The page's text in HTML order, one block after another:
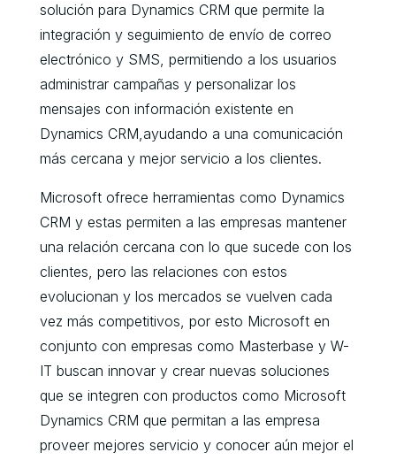
solución para Dynamics CRM que permite la
integración y seguimiento de envío de correo
electrónico y SMS, permitiendo a los usuarios
administrar campañas y personalizar los
mensajes con información existente en
Dynamics CRM,ayudando a una comunicación
más cercana y mejor servicio a los clientes.
Microsoft ofrece herramientas como Dynamics
CRM y estas permiten a las empresas mantener
una relación cercana con lo que sucede con los
clientes, pero las relaciones con estos
evolucionan y los mercados se vuelven cada
vez más competitivos, por esto Microsoft en
conjunto con empresas como Masterbase y W-
IT buscan innovar y crear nuevas soluciones
que se integren con productos como Microsoft
Dynamics CRM que permitan a las empresa
proveer mejores servicio y conocer aún mejor el